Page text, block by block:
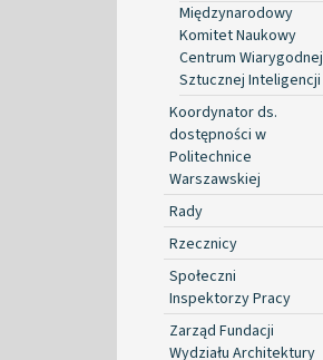
Międzynarodowy
Komitet Naukowy
Centrum Wiarygodnej
Sztucznej Inteligencji
Koordynator ds.
dostępności w
Politechnice
Warszawskiej
Rady
Rzecznicy
Społeczni
Inspektorzy Pracy
Zarząd Fundacji
Wydziału Architektury